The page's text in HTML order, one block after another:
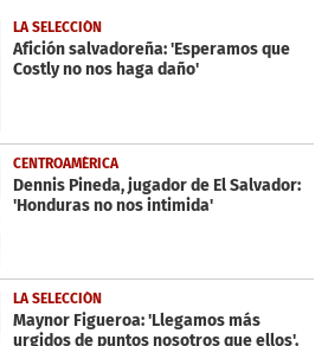
LA SELECCIÓN
Afición salvadoreña: 'Esperamos que
Costly no nos haga daño'
CENTROAMÉRICA
Dennis Pineda, jugador de El Salvador:
'Honduras no nos intimida'
LA SELECCIÓN
Maynor Figueroa: 'Llegamos más
urgidos de puntos nosotros que ellos'.